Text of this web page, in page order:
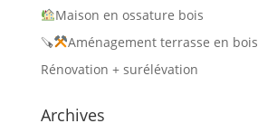
Maison en ossature bois
🪚
Aménagement terrasse en bois
Rénovation + surélévation
Archives